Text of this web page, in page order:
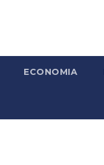
ECONOMIA